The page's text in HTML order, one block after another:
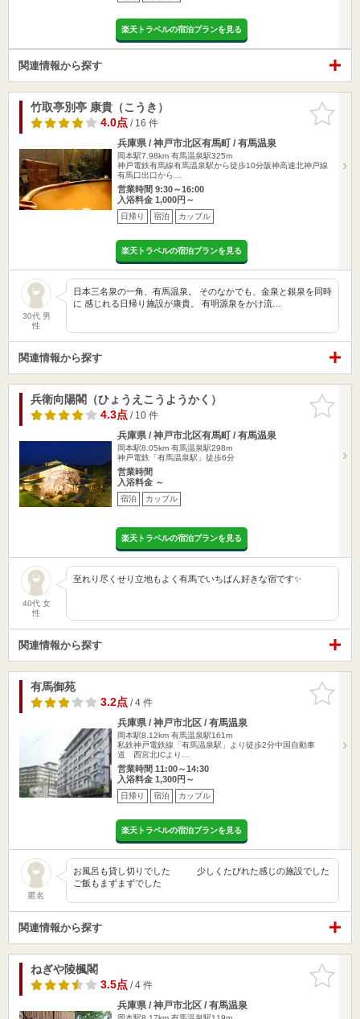
楽天トラベルの宿泊プランを見る
関連情報から探す
お気に入
りに追加
竹取亭別亭 康貴（こうき）
4.0点/ 16 件
兵庫県 / 神戸市北区有馬町 / 有馬温泉
岡本駅7.98km 有馬温泉駅325m
神戸電鉄有馬線有馬温泉駅から徒歩10分阪神高速北神戸線
有馬口出口から…
営業時間 9:30～16:00
入浴料金 1,000円～
日帰り 宿泊 カップル
楽天トラベルの宿泊プランを見る
30代 男
性
日本三名泉の一角、有馬温泉。 そのなかでも、金泉と銀泉を同時
に 感じれる日帰り施設が康貴。 有明源泉をかけ流…
関連情報から探す
お気に入
りに追加
兵衛向陽閣（ひょうえこうようかく）
4.3点/ 10 件
兵庫県 / 神戸市北区有馬町 / 有馬温泉
岡本駅8.05km 有馬温泉駅298m
神戸電鉄「有馬温泉駅」徒歩6分
営業時間
入浴料金 ～
宿泊 カップル
楽天トラベルの宿泊プランを見る
40代 女
性
至れり尽くせり立地もよく有馬でいちばん好きな宿です✨
関連情報から探す
お気に入
りに追加
有馬御苑
3.2点/ 4 件
兵庫県 / 神戸市北区 / 有馬温泉
岡本駅8.12km 有馬温泉駅161m
私鉄神戸電鉄線「有馬温泉駅」より徒歩2分中国自動車
道 西宮北ICより…
営業時間 11:00～14:30
入浴料金 1,300円～
日帰り 宿泊 カップル
楽天トラベルの宿泊プランを見る
匿名
お風呂も貸し切りでした 少しくたびれた感じの施設でした
ご飯もまずまずでした
関連情報から探す
お気に入
りに追加
ねぎや陵楓閣
3.5点/ 4 件
兵庫県 / 神戸市北区 / 有馬温泉